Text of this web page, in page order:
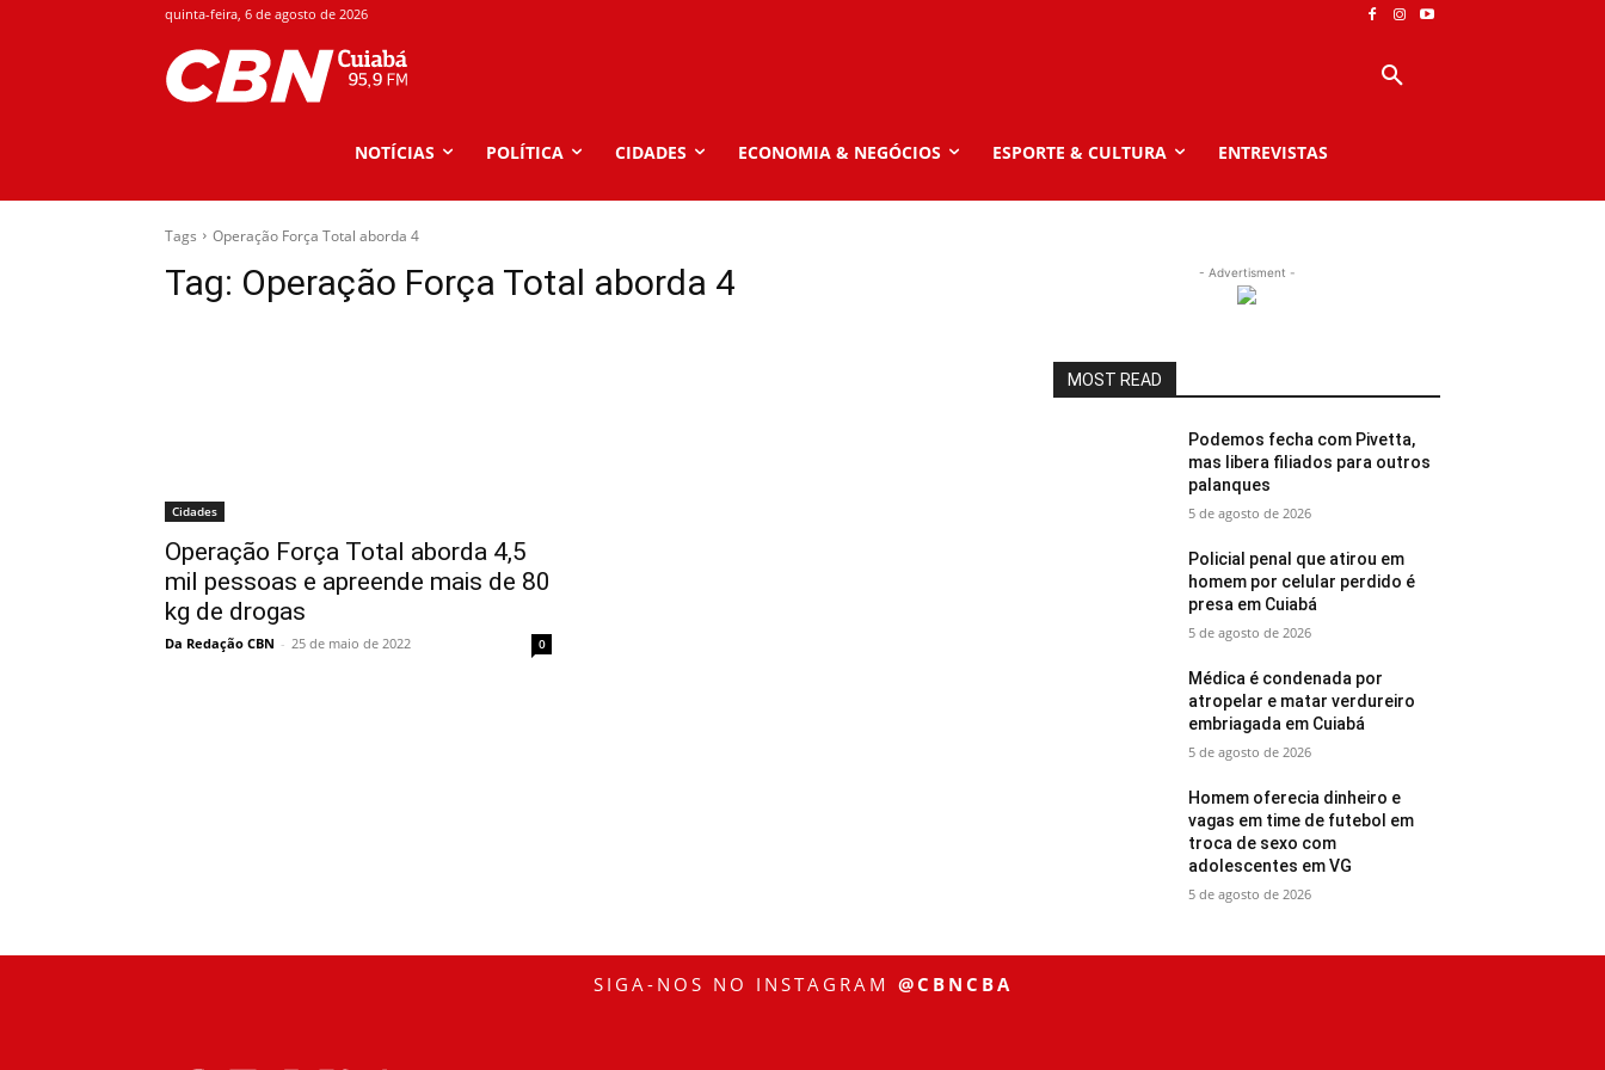
quinta-feira, 6 de agosto de 2026
NOTÍCIAS POLÍTICA CIDADES ECONOMIA & NEGÓCIOS ESPORTE & CULTURA ENTREVISTAS
Tags Operação Força Total aborda 4
Tag: Operação Força Total aborda 4
Cidades
Operação Força Total aborda 4,5
mil pessoas e apreende mais de 80
kg de drogas
Da Redação CBN - 25 de maio de 2022 0
- Advertisment -
MOST READ
Podemos fecha com Pivetta,
mas libera filiados para outros
palanques
5 de agosto de 2026
Policial penal que atirou em
homem por celular perdido é
presa em Cuiabá
5 de agosto de 2026
Médica é condenada por
atropelar e matar verdureiro
embriagada em Cuiabá
5 de agosto de 2026
Homem oferecia dinheiro e
vagas em time de futebol em
troca de sexo com
adolescentes em VG
5 de agosto de 2026
SIGA-NOS NO INSTAGRAM @CBNCBA